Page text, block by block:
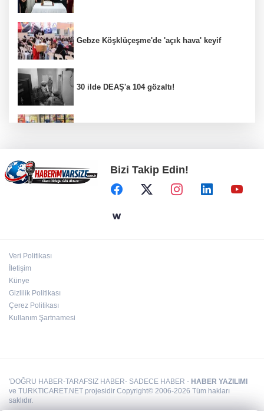
Gebze Köşklüçeşme'de 'açık hava' keyif
30 ilde DEAŞ'a 104 gözaltı!
Cumhurbaşkanı Erdoğan, Suudi Arabistan
yolcusu
Gaziantep Nurdağı Deprem Müzesi ve Afet
Bizi Takip Edin!
Veri Politikası
İletişim
Künye
Gizlilik Politikası
Çerez Politikası
Kullanım Şartnamesi
'DOĞRU HABER-TARAFSIZ HABER- SADECE HABER - HABER YAZILIMI
ve TURKTICARET.NET projesidir Copyright© 2006-2026 Tüm hakları
saklıdır.